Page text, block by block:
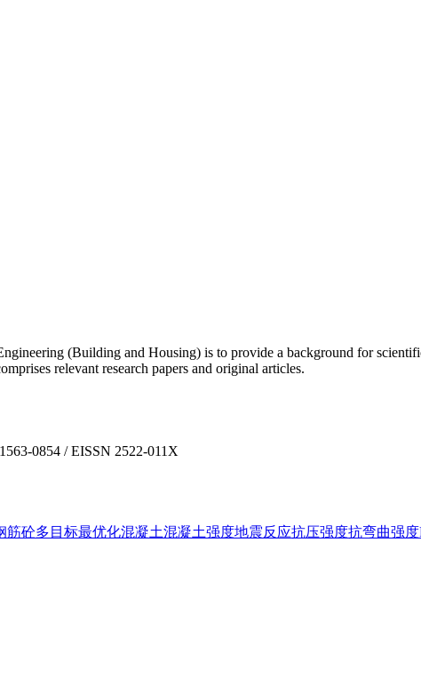
(Building and Housing) is to provide a background for
relevant research papers and original articles.
1563-0854 / EISSN 2522-011X
筋砼多目标最优化混凝土混凝土强度地震反应抗压强度抗弯曲强度